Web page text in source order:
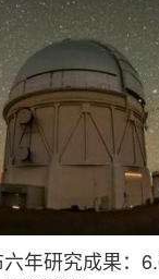
年研究成果：